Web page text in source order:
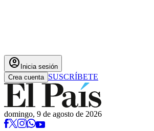
account_circle Inicia sesión
Crea cuenta SUSCRÍBETE
domingo, 9 de agosto de 2026